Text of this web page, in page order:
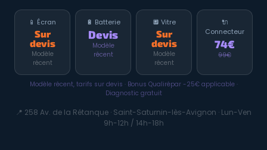
📱 Écran
Sur
devis
Modèle
récent
🔋 Batterie
Devis
Modèle
récent
🔲 Vitre
Sur
devis
Modèle
récent
🔌
Connecteur
74€
99€
Modèle récent, tarifs sur devis · Bonus Qualirépar -25€ applicable ·
Diagnostic gratuit
📍 258 Av. de la Rétanque · Saint-Saturnin-lès-Avignon · Lun-Ven
9h-12h / 14h-18h